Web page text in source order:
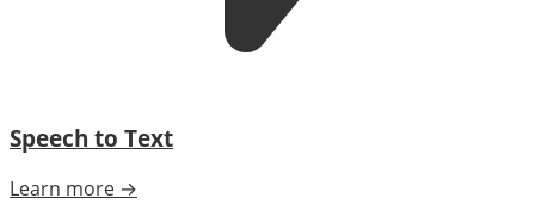
Speech to Text
Learn more →